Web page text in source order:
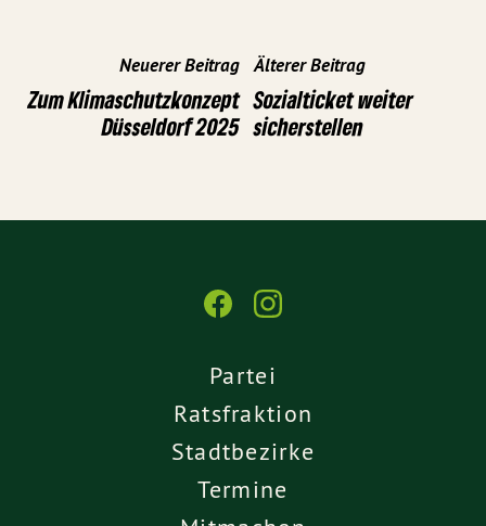
Neuerer Beitrag
Zum Klimaschutzkonzept
Düsseldorf 2025
Älterer Beitrag
Sozialticket weiter
sicherstellen
Partei
Ratsfraktion
Stadtbezirke
Termine